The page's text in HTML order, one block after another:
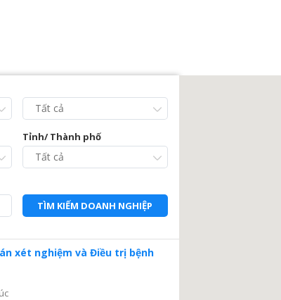
Tỉnh/ Thành phố
TÌM KIẾM DOANH NGHIỆP
xét nghiệm và Điều trị bệnh